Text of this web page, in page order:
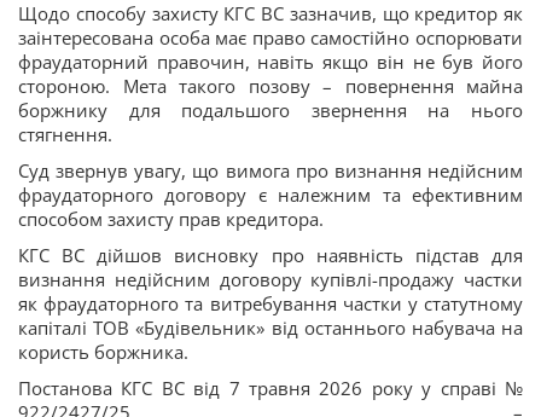
Щодо способу захисту КГС ВС зазначив, що кредитор як
заінтересована особа має право самостійно оспорювати
фраудаторний правочин, навіть якщо він не був його
стороною. Мета такого позову – повернення майна
боржнику для подальшого звернення на нього
стягнення.
Суд звернув увагу, що вимога про визнання недійсним
фраудаторного договору є належним та ефективним
способом захисту прав кредитора.
КГС ВС дійшов висновку про наявність підстав для
визнання недійсним договору купівлі-продажу частки
як фраудаторного та витребування частки у статутному
капіталі ТОВ «Будівельник» від останнього набувача на
користь боржника.
Постанова КГС ВС від 7 травня 2026 року у справі №